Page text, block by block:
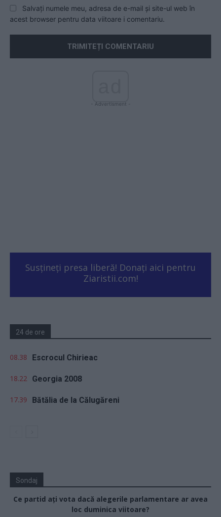
Salvați numele meu, adresa de e-mail și site-ul web în
acest browser pentru data viitoare i comentariu.
- Advertisment -
Susțineți presa liberă! Donați aici pentru
Ziaristii.com!
24 de ore
08.38 Escrocul Chirieac
18.22 Georgia 2008
17.39 Bătălia de la Călugăreni
Sondaj
Ce partid ați vota dacă alegerile parlamentare ar avea
loc duminica viitoare?